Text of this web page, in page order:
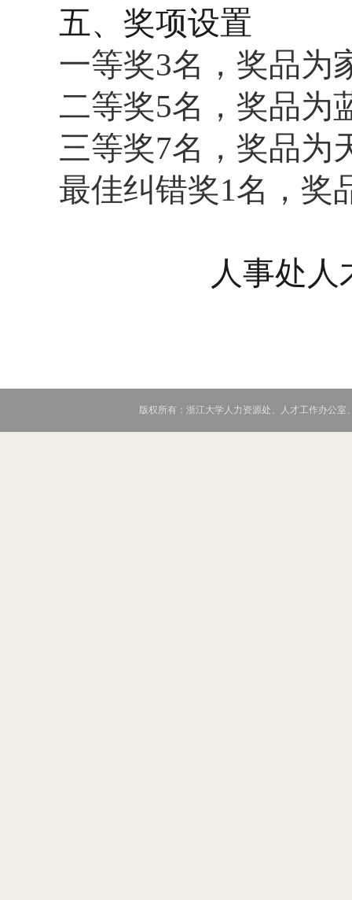
五、 奖项设置
一等奖3名，奖品为
二等奖5名，奖品为
三等奖7名，奖品为
最佳纠错奖1名，奖
人事处
版权所有：浙江大学人力资源处、人才工作办公